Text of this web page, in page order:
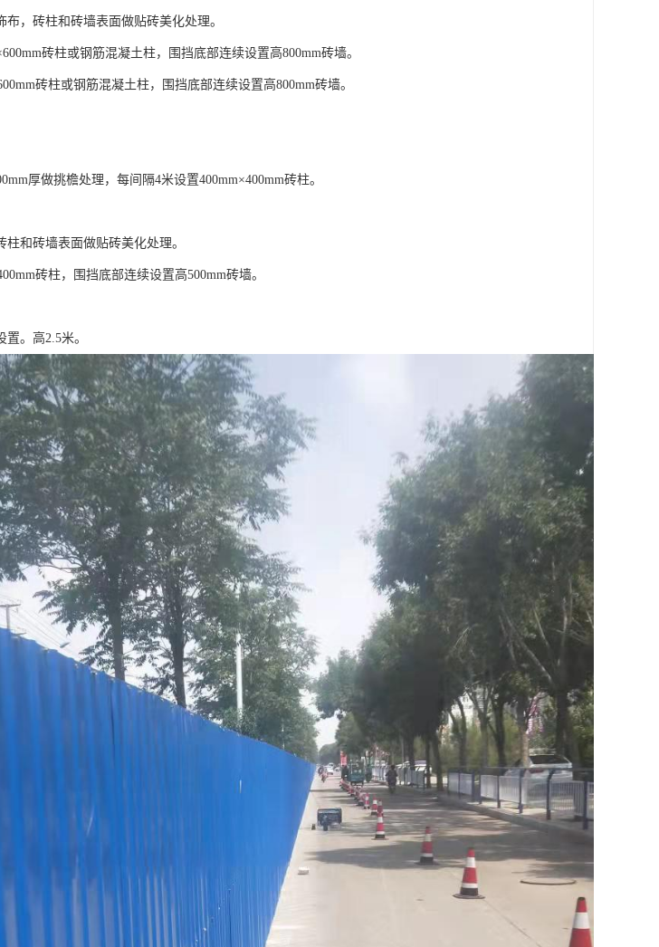
，砖柱和砖墙表面做贴砖美化处理。
砖柱或钢筋混凝土柱，围挡底部连续设置高800mm砖墙。
砖柱或钢筋混凝土柱，围挡底部连续设置高800mm砖墙。
厚做挑檐处理，每间隔4米设置400mm×400mm砖柱。
和砖墙表面做贴砖美化处理。
砖柱，围挡底部连续设置高500mm砖墙。
。高2.5米。